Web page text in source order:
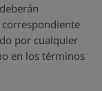
por cualquier
en los términos